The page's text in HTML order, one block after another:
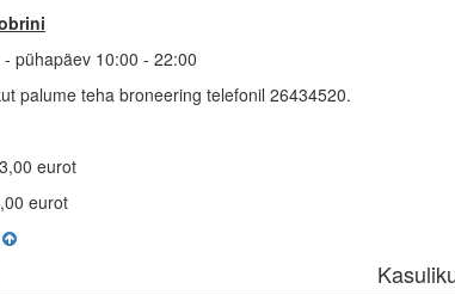
- pühapäev 10:00 - 22:00
palume teha broneering telefonil 26434520.
eurot
eurot